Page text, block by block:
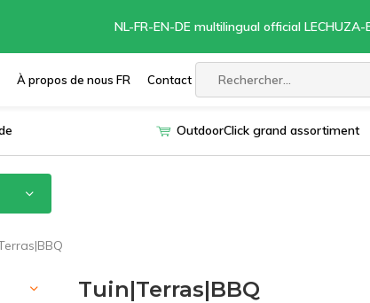
À propos de nous FR Contact
NL-FR-EN-DE multilingual official LECHUZA-
OutdoorClick grand assortiment
Tuin|Terras|BBQ